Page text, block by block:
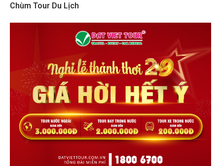
Chùm Tour Du Lịch